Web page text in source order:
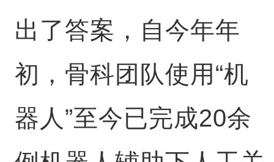
出了答案，自今年年
初，骨科团队使用“机
器人”至今已完成20余